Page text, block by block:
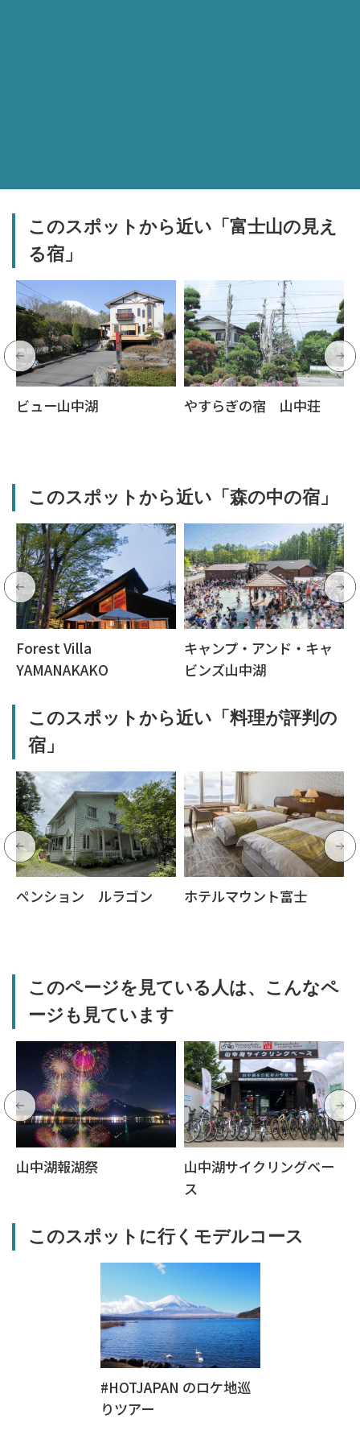
このスポットから近い「富士山の見え
る宿」
ビュー山中湖 やすらぎの宿 山中荘
このスポットから近い「森の中の宿」
Forest Villa
YAMANAKAKO
キャンプ・アンド・キャ
ビンズ山中湖
このスポットから近い「料理が評判の
宿」
ペンション ルラゴン ホテルマウント富士
このページを見ている人は、こんなペ
ージも見ています
山中湖報湖祭
山中湖サイクリングベー
ス
このスポットに行くモデルコース
#HOTJAPAN のロケ地巡
りツアー